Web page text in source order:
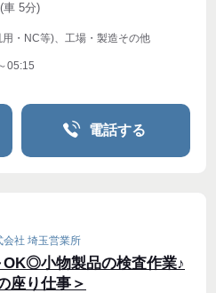
車 5分)
・NC等)、工場・製造その他
05:15
電話する
会社 埼玉営業所
OK◎小物製品の検査作業♪
座り仕事＞